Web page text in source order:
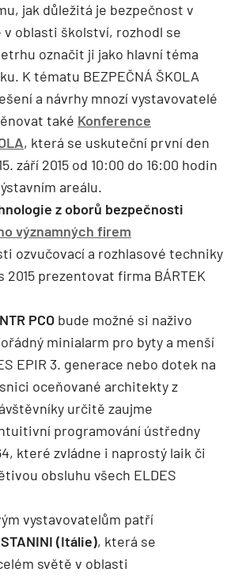
jak důležitá je bezpečnost v
v oblasti školství, rozhodl se
označit ji jako hlavní téma
K tématu BEZPEČNÁ ŠKOLA
a návrhy mnozí vystavovatelé
také Konference
, která se uskuteční první den
září 2015 od 10:00 do 16:00 hodin
areálu.
z oborů bezpečnosti
významných firem
ozvučovací a rozhlasové techniky
2015 prezentovat firma BÁRTEK
PCO bude možné si naživo
minialarm pro byty a menší
EPIR 3. generace nebo dotek na
oceňované architekty z
určitě zaujme
programování ústředny
které zvládne i naprostý laik či
obsluhu všech ELDES
vystavovatelům patří
(Itálie), která se
světě v oblasti